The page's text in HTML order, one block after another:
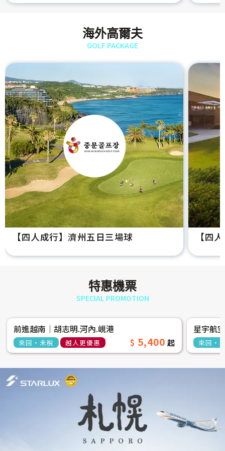
海外高爾夫
GOLF PACKAGE
【四人成行】濟州五日三場球 【四
特惠機票
SPECIAL PROMOTION
前進越南│胡志明.河內.峴港
來回‧未稅 越人更優惠 5,400
星宇航
來回‧